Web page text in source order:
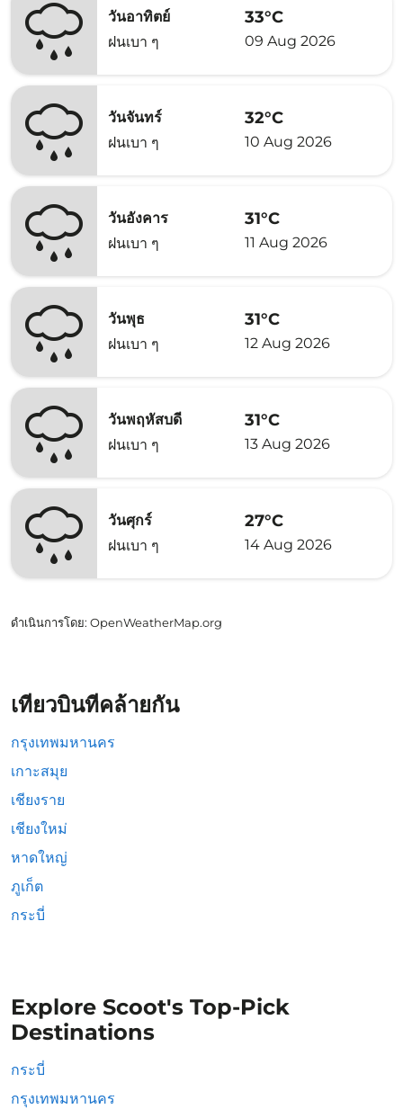
วันอาทิตย์
ฝนเบา ๆ
33°C
09 Aug 2026
วันจันทร์
ฝนเบา ๆ
32°C
10 Aug 2026
วันอังคาร
ฝนเบา ๆ
31°C
11 Aug 2026
วันพุธ
ฝนเบา ๆ
31°C
12 Aug 2026
วันพฤหัสบดี
ฝนเบา ๆ
31°C
13 Aug 2026
วันศุกร์
ฝนเบา ๆ
27°C
14 Aug 2026
ดำเนินการโดย: OpenWeatherMap.org
เที่ยวบินที่คล้ายกัน
กรุงเทพมหานคร
เกาะสมุย
เชียงราย
เชียงใหม่
หาดใหญ่
ภูเก็ต
กระบี่
Explore Scoot's Top-Pick
Destinations
กระบี่
กรุงเทพมหานคร